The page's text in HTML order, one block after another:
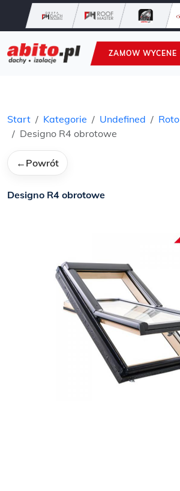
ZAMOW WYCENE
Start Kategorie Undefined Roto
Designo R4 obrotowe
← Powrót
Designo R4 obrotowe